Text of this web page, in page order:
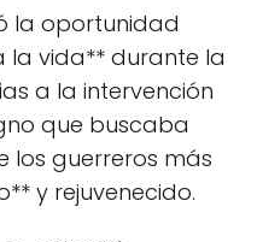
la oportunidad
vida** durante la
a la intervención
que buscaba
los guerreros más
y rejuvenecido.